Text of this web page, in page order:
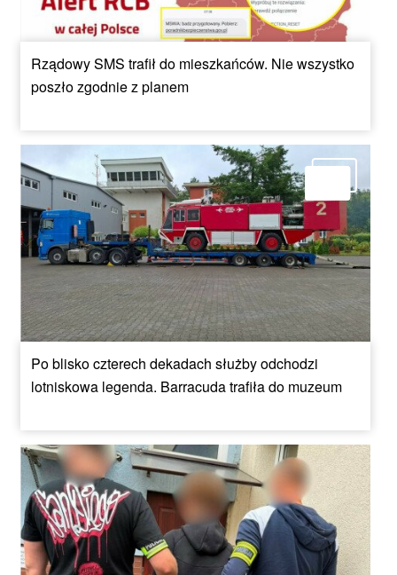
Rządowy SMS trafił do mieszkańców. Nie wszystko
poszło zgodnie z planem
Po blisko czterech dekadach służby odchodzi
lotniskowa legenda. Barracuda trafiła do muzeum